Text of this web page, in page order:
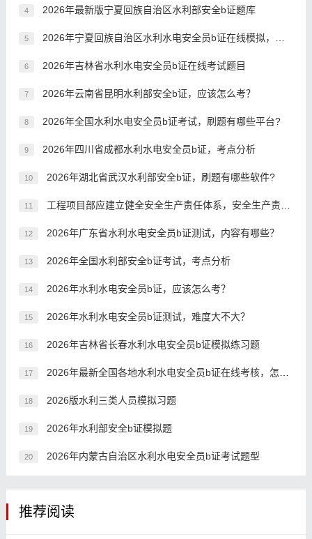
4 2026年最新版宁夏回族自治区水利部安全b证题库
5 2026年宁夏回族自治区水利水电安全员b证在线模拟，在哪里刷题
6 2026年吉林省水利水电安全员b证在线考试题目
7 2026年云南省昆明水利部安全b证，应该怎么考？
8 2026年全国水利水电安全员b证考试，刷题有哪些平台?
9 2026年四川省成都水利水电安全员b证，考点分析
10 2026年湖北省武汉水利部安全b证，刷题有哪些软件?
11 工程项目部应建立健全安全生产责任体系，安全生产责任体系，说法错误的是():
12 2026年广东省水利水电安全员b证测试，内容有哪些？
13 2026年全国水利部安全b证考试，考点分析
14 2026年水利水电安全员b证，应该怎么考？
15 2026年水利水电安全员b证测试，难度大不大？
16 2026年吉林省长春水利水电安全员b证模拟练习题
17 2026年最新全国各地水利水电安全员b证在线考核，怎么考？
18 2026版水利三类人员模拟习题
19 2026年水利部安全b证模拟题
20 2026年内蒙古自治区水利水电安全员b证考试题型
推荐阅读